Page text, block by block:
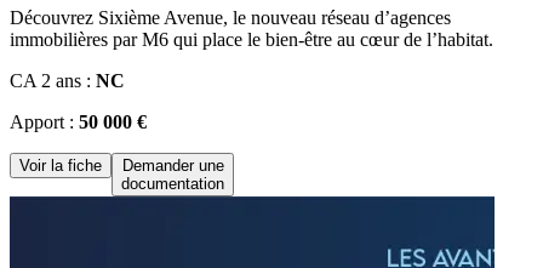
Découvrez Sixième Avenue, le nouveau réseau d’agences
immobilières par M6 qui place le bien-être au cœur de l’habitat.
CA 2 ans : NC
Apport : 50 000 €
Voir la fiche
Demander une
documentation